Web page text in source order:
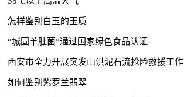
怎样鉴别白玉的玉质
“城固羊肚菌”通过国家绿色食品认证
西安市全力开展突发山洪泥石流抢险救援工作
如何鉴别紫罗兰翡翠